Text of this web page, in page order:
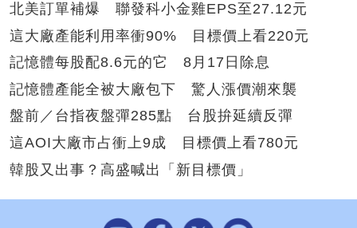
北美訂單補爆 聯發科小金雞EPS至27.12元
這大廠產能利用率衝90% 目標價上看220元
記憶體每股配8.6元的它 8月17日除息
記憶體產能全被大廠包下 驚人漲價潮來襲
盤前／台指夜盤彈285點 台股拚延續反彈
這AOI大廠市占衝上9成 目標價上看780元
韓股又出事？高盛喊出「新目標價」